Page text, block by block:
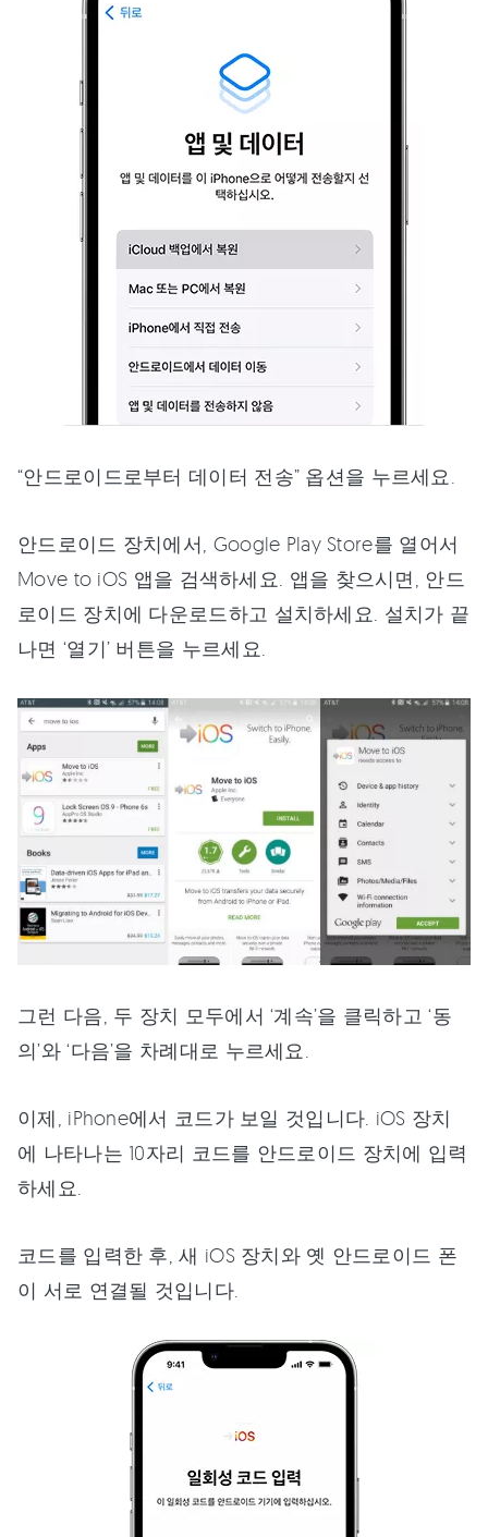
“안드로이드로부터 데이터 전송” 옵션을 누르세요.
안드로이드 장치에서, Google Play Store를 열어서
Move to iOS 앱을 검색하세요. 앱을 찾으시면, 안드
로이드 장치에 다운로드하고 설치하세요. 설치가 끝
나면 ‘열기’ 버튼을 누르세요.
그런 다음, 두 장치 모두에서 ‘계속’을 클릭하고 ‘동
의’와 ‘다음’을 차례대로 누르세요.
이제, iPhone에서 코드가 보일 것입니다. iOS 장치
에 나타나는 10자리 코드를 안드로이드 장치에 입력
하세요.
코드를 입력한 후, 새 iOS 장치와 옛 안드로이드 폰
이 서로 연결될 것입니다.